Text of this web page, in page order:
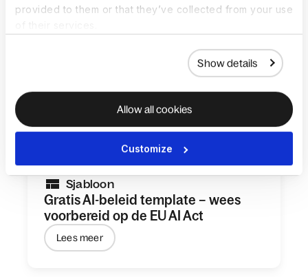
provided to them or that they’ve collected from your use
Show details
Allow all cookies
Customize
Sjabloon
Gratis AI-beleid template – wees
voorbereid op de EU AI Act
Lees meer